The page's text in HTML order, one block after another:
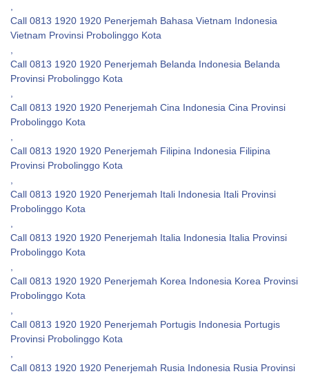
,
Call 0813 1920 1920 Penerjemah Bahasa Vietnam Indonesia
Vietnam Provinsi Probolinggo Kota
,
Call 0813 1920 1920 Penerjemah Belanda Indonesia Belanda
Provinsi Probolinggo Kota
,
Call 0813 1920 1920 Penerjemah Cina Indonesia Cina Provinsi
Probolinggo Kota
,
Call 0813 1920 1920 Penerjemah Filipina Indonesia Filipina
Provinsi Probolinggo Kota
,
Call 0813 1920 1920 Penerjemah Itali Indonesia Itali Provinsi
Probolinggo Kota
,
Call 0813 1920 1920 Penerjemah Italia Indonesia Italia Provinsi
Probolinggo Kota
,
Call 0813 1920 1920 Penerjemah Korea Indonesia Korea Provinsi
Probolinggo Kota
,
Call 0813 1920 1920 Penerjemah Portugis Indonesia Portugis
Provinsi Probolinggo Kota
,
Call 0813 1920 1920 Penerjemah Rusia Indonesia Rusia Provinsi